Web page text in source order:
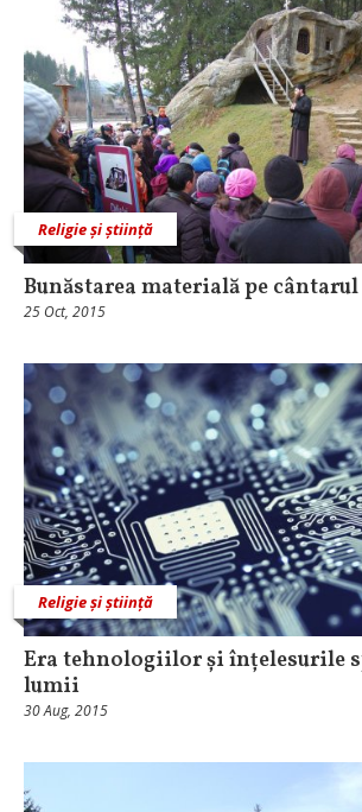
Religie și știință
Bunăstarea materială pe
25 Oct, 2015
Religie și știință
Era tehnologiilor și înțelesurile
lumii
30 Aug, 2015